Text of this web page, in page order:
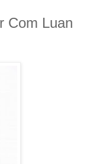
Com Luan